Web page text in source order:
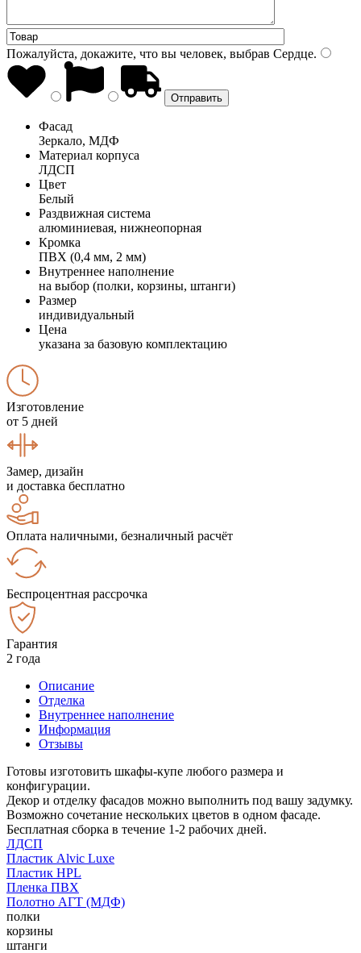
Пожалуйста, докажите, что вы человек, выбрав Сердце.
Фасад
Зеркало, МДФ
Материал корпуса
ЛДСП
Цвет
Белый
Раздвижная система
алюминиевая, нижнеопорная
Кромка
ПВХ (0,4 мм, 2 мм)
Внутреннее наполнение
на выбор (полки, корзины, штанги)
Размер
индивидуальный
Цена
указана за базовую комплектацию
Изготовление
от 5 дней
Замер, дизайн
и доставка бесплатно
Оплата наличными, безналичный расчёт
Беспроцентная рассрочка
Гарантия
2 года
Описание
Отделка
Внутреннее наполнение
Информация
Отзывы
Готовы изготовить шкафы-купе любого размера и
конфигурации.
Декор и отделку фасадов можно выполнить под вашу задумку.
Возможно сочетание нескольких цветов в одном фасаде.
Бесплатная сборка в течение 1-2 рабочих дней.
ЛДСП
Пластик Alvic Luxe
Пластик HPL
Пленка ПВХ
Полотно АГТ (МДФ)
полки
корзины
штанги